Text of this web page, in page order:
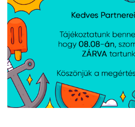
Xiaomi 6A Type-A to
Type-C kábel - 1m -
BHR6032GL
1,5m